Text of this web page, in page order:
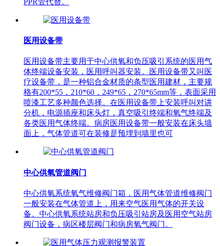
PPR管代替。
医用设备带
医用设备带主要用于中心供氧和负压吸引系统的医用气
体终端设备安装，医用呼叫器安装。医用设备带又叫医
疗设备带，是一种铝合金材质的条型医用建材，主要规
格有200*55，210*60，249*65，270*65mm等，表面采用
喷漆工艺多种颜色选择。在医用设备带上安装呼叫对讲
分机，电源插座和床头灯，真空吸引终端和氧气终端及
各类医用气体终端。病房医用设备带一般安装在床头墙
面上，气体管道可在装修是预埋到墙里也可
中心供氧管道阀门
中心供氧系统氧气维修阀门箱，医用气体管道维修阀门
一般安装在气体管道上，用来空气医用气体的开关设
备。中心供氧系统站房和负压吸引站房及医用空气站房
阀门设备，病区楼层阀门和病房氧气阀门。